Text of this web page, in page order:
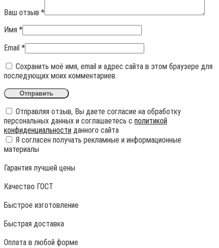
Ваш отзыв *
Имя *
Email *
Сохранить моё имя, email и адрес сайта в этом браузере для
последующих моих комментариев.
Отправляя отзыв, Вы даете согласие на обработку
персональных данных и соглашаетесь с политикой
конфиденциальности данного сайта
Я согласен получать рекламные и информационные
материалы
Гарантия лучшей цены
Качество ГОСТ
Быстрое изготовление
Быстрая доставка
Оплата в любой форме